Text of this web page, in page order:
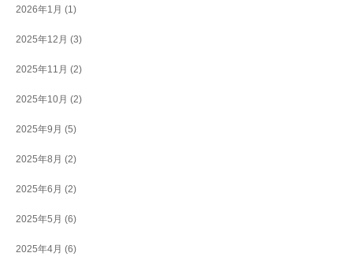
2026年1月 (1)
2025年12月 (3)
2025年11月 (2)
2025年10月 (2)
2025年9月 (5)
2025年8月 (2)
2025年6月 (2)
2025年5月 (6)
2025年4月 (6)